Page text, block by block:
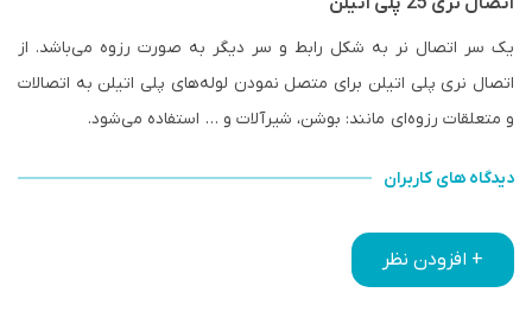
یک سر اتصال نر به شکل رابط و سر دیگر به صورت رزوه می‌باشد. از
اتصال نری پلی اتیلن برای متصل نمودن لوله‌های پلی اتیلن به اتصالات
و متعلقات رزوه‌ای مانند: بوشن، شیرآلات و … استفاده می‌شود.
دیدگاه های کاربران
+ افزودن نظر